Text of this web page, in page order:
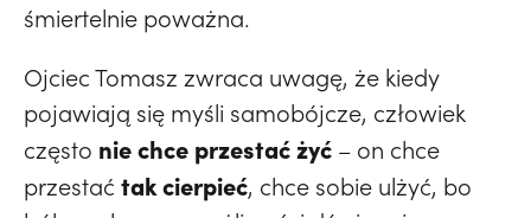
śmiertelnie poważna.
Ojciec Tomasz zwraca uwagę, że kiedy
pojawiają się myśli samobójcze, człowiek
często nie chce przestać żyć – on chce
przestać tak cierpieć, chce sobie ulżyć, bo